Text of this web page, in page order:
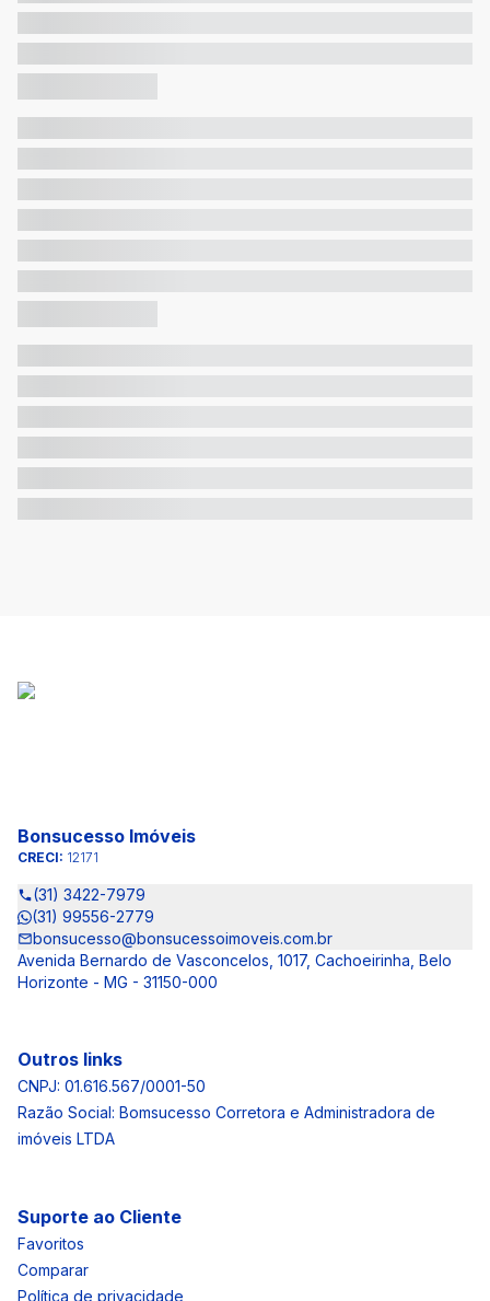
Bonsucesso Imóveis
CRECI: 12171
(31) 3422-7979
(31) 99556-2779
bonsucesso@bonsucessoimoveis.com.br
Avenida Bernardo de Vasconcelos, 1017, Cachoeirinha, Belo
Horizonte - MG - 31150-000
Outros links
CNPJ: 01.616.567/0001-50
Razão Social: Bomsucesso Corretora e Administradora de
imóveis LTDA
Suporte ao Cliente
Favoritos
Comparar
Política de privacidade